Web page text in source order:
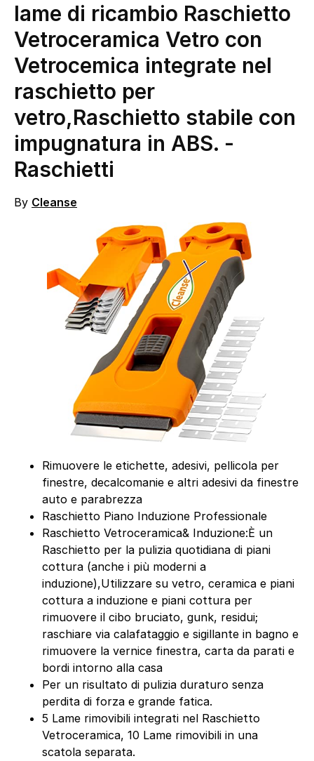
lame di ricambio Raschietto
Vetroceramica Vetro con
Vetrocemica integrate nel
raschietto per
vetro,Raschietto stabile con
impugnatura in ABS. -
Raschietti
By Cleanse
Rimuovere le etichette, adesivi, pellicola per
finestre, decalcomanie e altri adesivi da finestre
auto e parabrezza
Raschietto Piano Induzione Professionale
Raschietto Vetroceramica& Induzione:È un
Raschietto per la pulizia quotidiana di piani
cottura (anche i più moderni a
induzione),Utilizzare su vetro, ceramica e piani
cottura a induzione e piani cottura per
rimuovere il cibo bruciato, gunk, residui;
raschiare via calafataggio e sigillante in bagno e
rimuovere la vernice finestra, carta da parati e
bordi intorno alla casa
Per un risultato di pulizia duraturo senza
perdita di forza e grande fatica.
5 Lame rimovibili integrati nel Raschietto
Vetroceramica, 10 Lame rimovibili in una
scatola separata.